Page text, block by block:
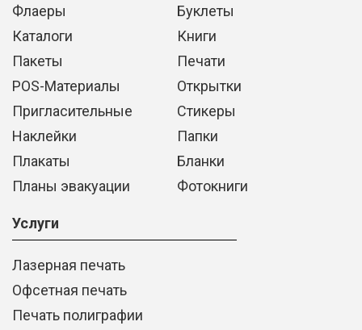
Флаеры
Буклеты
Каталоги
Книги
Пакеты
Печати
POS-Материалы
Открытки
Пригласительные
Стикеры
Наклейки
Папки
Плакаты
Бланки
Планы эвакуации
Фотокниги
Услуги
Лазерная печать
Офсетная печать
Печать полиграфии